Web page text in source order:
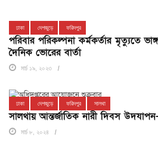
ঢাকা দেশজুড়ে ফরিদপুর
পরিবার পরিকল্পনা কর্মকর্তার মৃত্যুতে
দৈনিক ভোরের বার্তা
মার্চ ১৯, ২০২৩
ঢাকা দেশজুড়ে ফরিদপুর সালথা
সালথায় আন্তর্জাতিক নারী দিবস
মার্চ ৮, ২০২৪